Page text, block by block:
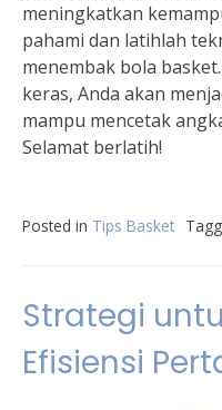
meningkatkan
pahami dan latihlah
menembak bola
keras, Anda akan
mampu mencetak
Selamat berlatih!
Posted in Tips Basket
Strategi
Efisiensi